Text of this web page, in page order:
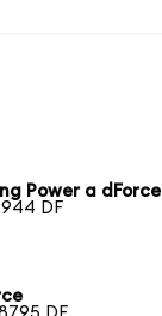
Power a dForce
DF